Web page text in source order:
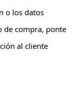
o los datos
de compra, ponte
al cliente